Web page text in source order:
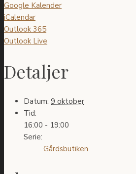
Google Kalender
iCalendar
Outlook 365
Outlook Live
Detaljer
Datum: 9 oktober
Tid:
16:00 - 19:00
Serie:
Gårdsbutiken